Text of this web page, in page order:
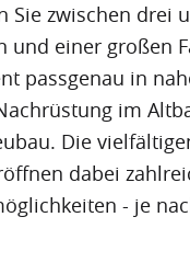
Sie zwischen drei
und einer großen
passgenau in
im
Die
dabei
- je